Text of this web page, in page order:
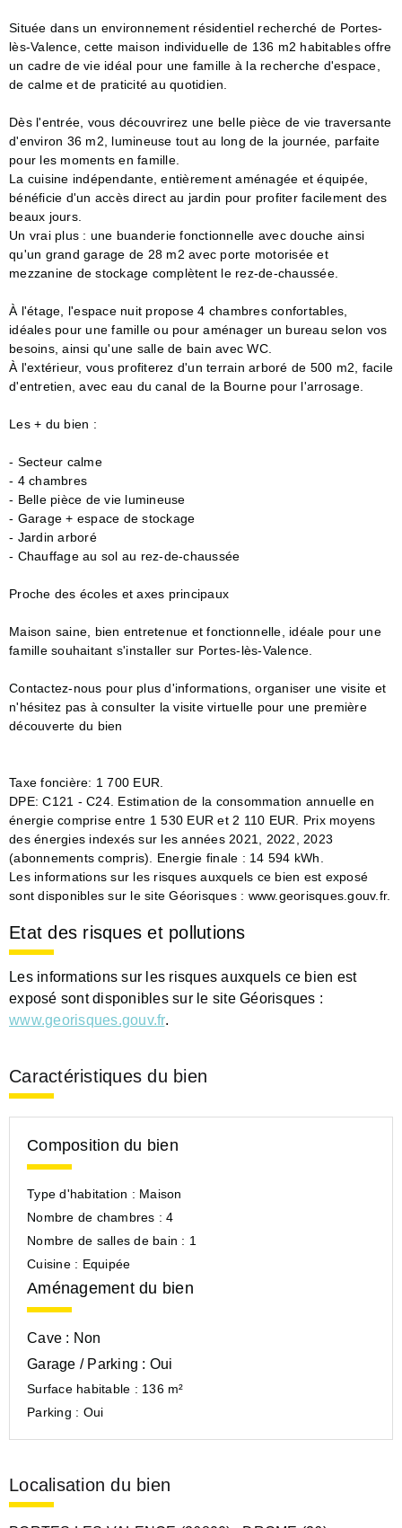
Située dans un environnement résidentiel recherché de Portes-
lès-Valence, cette maison individuelle de 136 m2 habitables offre
un cadre de vie idéal pour une famille à la recherche d'espace,
de calme et de praticité au quotidien.
Dès l'entrée, vous découvrirez une belle pièce de vie traversante
d'environ 36 m2, lumineuse tout au long de la journée, parfaite
pour les moments en famille.
La cuisine indépendante, entièrement aménagée et équipée,
bénéficie d'un accès direct au jardin pour profiter facilement des
beaux jours.
Un vrai plus : une buanderie fonctionnelle avec douche ainsi
qu'un grand garage de 28 m2 avec porte motorisée et
mezzanine de stockage complètent le rez-de-chaussée.
À l'étage, l'espace nuit propose 4 chambres confortables,
idéales pour une famille ou pour aménager un bureau selon vos
besoins, ainsi qu'une salle de bain avec WC.
À l'extérieur, vous profiterez d'un terrain arboré de 500 m2, facile
d'entretien, avec eau du canal de la Bourne pour l'arrosage.
Les + du bien :
- Secteur calme
- 4 chambres
- Belle pièce de vie lumineuse
- Garage + espace de stockage
- Jardin arboré
- Chauffage au sol au rez-de-chaussée
Proche des écoles et axes principaux
Maison saine, bien entretenue et fonctionnelle, idéale pour une
famille souhaitant s'installer sur Portes-lès-Valence.
Contactez-nous pour plus d'informations, organiser une visite et
n'hésitez pas à consulter la visite virtuelle pour une première
découverte du bien
Taxe foncière: 1 700 EUR.
DPE: C121 - C24. Estimation de la consommation annuelle en
énergie comprise entre 1 530 EUR et 2 110 EUR. Prix moyens
des énergies indexés sur les années 2021, 2022, 2023
(abonnements compris). Energie finale : 14 594 kWh.
Les informations sur les risques auxquels ce bien est exposé
sont disponibles sur le site Géorisques : www.georisques.gouv.fr.
Etat des risques et pollutions
Les informations sur les risques auxquels ce bien est
exposé sont disponibles sur le site Géorisques :
www.georisques.gouv.fr.
Caractéristiques du bien
Composition du bien
Type d'habitation : Maison
Nombre de chambres :4
Nombre de salles de bain : 1
Cuisine : Equipée
Aménagement du bien
Cave : Non
Garage / Parking : Oui
Surface habitable : 136 m²
Parking : Oui
Localisation du bien